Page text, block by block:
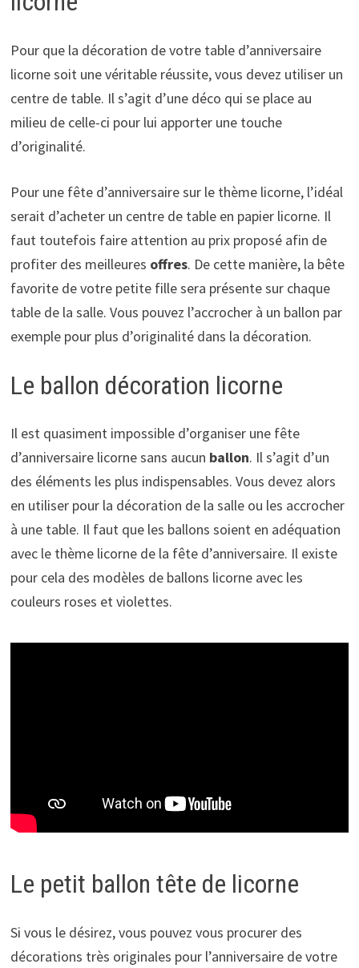
Pour que la décoration de votre table d’anniversaire
licorne soit une véritable réussite, vous devez utiliser un
centre de table. Il s’agit d’une déco qui se place au
milieu de celle-ci pour lui apporter une touche
d’originalité.
Pour une fête d’anniversaire sur le thème licorne, l’idéal
serait d’acheter un centre de table en papier licorne. Il
faut toutefois faire attention au prix proposé afin de
profiter des meilleures offres. De cette manière, la bête
favorite de votre petite fille sera présente sur chaque
table de la salle. Vous pouvez l’accrocher à un ballon par
exemple pour plus d’originalité dans la décoration.
Le ballon décoration licorne
Il est quasiment impossible d’organiser une fête
d’anniversaire licorne sans aucun ballon. Il s’agit d’un
des éléments les plus indispensables. Vous devez alors
en utiliser pour la décoration de la salle ou les accrocher
à une table. Il faut que les ballons soient en adéquation
avec le thème licorne de la fête d’anniversaire. Il existe
pour cela des modèles de ballons licorne avec les
couleurs roses et violettes.
Le petit ballon tête de licorne
Si vous le désirez, vous pouvez vous procurer des
décorations très originales pour l’anniversaire de votre